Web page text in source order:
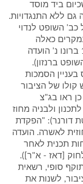
שכיום ביד מוסד
גם ללא התנגדויות.
כב' השופט לנדוי
כאלה
בזהירות רבה". ראו גם בג"צ 189/74 ברונו נ' הועדה
ירושלים, פ"ד כט(1) 496 (השופט ברנזון).
הסמכות
של הציבור
ראו בג"צ
לתכנון ולבניה מחוז
741, 742 (השופטת דורנר): "הפקדת
לאשרה. הועדה
תכנית לאחר
הפקדתה פורסם (סעיף 112 לחוק [דאז - א"ר]).
סופי, רשאית
לשנות את